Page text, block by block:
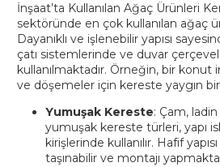
İnşaat’ta Kullanılan Ağaç Ürünleri
sektöründe en çok kullanılan ağaç
Dayanıklı ve işlenebilir yapısı
çatı sistemlerinde ve duvar
kullanılmaktadır. Örneğin, bir konut
ve döşemeler için kereste yaygın
Yumuşak Kereste: Çam,
yumuşak kereste türleri, yapı
kirişlerinde kullanılır. Hafif
taşınabilir ve montajı